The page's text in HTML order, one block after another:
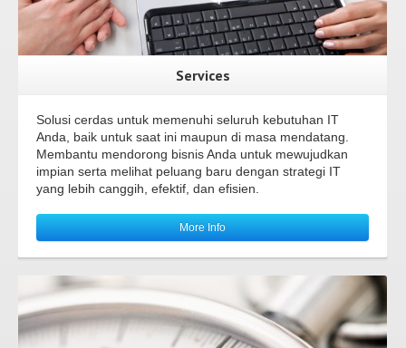
Services
Solusi cerdas untuk memenuhi seluruh kebutuhan IT
Anda, baik untuk saat ini maupun di masa mendatang.
Membantu mendorong bisnis Anda untuk mewujudkan
impian serta melihat peluang baru dengan strategi IT
yang lebih canggih, efektif, dan efisien.
More Info